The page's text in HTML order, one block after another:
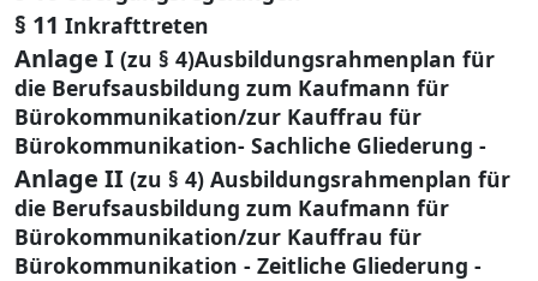
§ 11 Inkrafttreten
Anlage I (zu § 4)Ausbildungsrahmenplan für
die Berufsausbildung zum Kaufmann für
Bürokommunikation/zur Kauffrau für
Bürokommunikation- Sachliche Gliederung -
Anlage II (zu § 4) Ausbildungsrahmenplan für
die Berufsausbildung zum Kaufmann für
Bürokommunikation/zur Kauffrau für
Bürokommunikation - Zeitliche Gliederung -